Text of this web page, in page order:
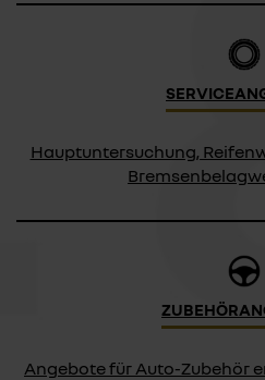
Hauptuntersuchung,
Angebote für Auto-Zubehör